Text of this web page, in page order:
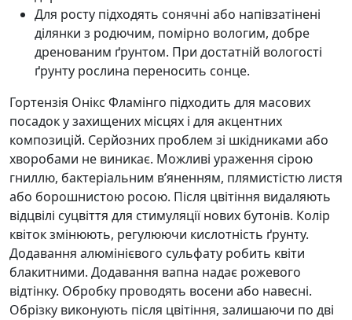
Для росту підходять сонячні або напівзатінені
ділянки з родючим, помірно вологим, добре
дренованим ґрунтом. При достатній вологості
ґрунту рослина переносить сонце.
Гортензія Онікс Фламінго підходить для масових
посадок у захищених місцях і для акцентних
композицій. Серйозних проблем зі шкідниками або
хворобами не виникає. Можливі ураження сірою
гниллю, бактеріальним в’яненням, плямистістю листя
або борошнистою росою. Після цвітіння видаляють
відцвілі суцвіття для стимуляції нових бутонів. Колір
квіток змінюють, регулюючи кислотність ґрунту.
Додавання алюмінієвого сульфату робить квіти
блакитними. Додавання вапна надає рожевого
відтінку. Обробку проводять восени або навесні.
Обрізку виконують після цвітіння, залишаючи по дві